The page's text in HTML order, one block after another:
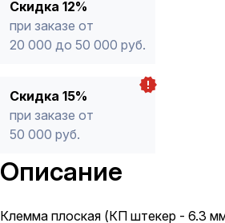
Скидка 12%
при заказе от
20 000 до 50 000 руб.
Скидка 15%
при заказе от
50 000 руб.
Описание
Клемма плоская (КП штекер - 6.3